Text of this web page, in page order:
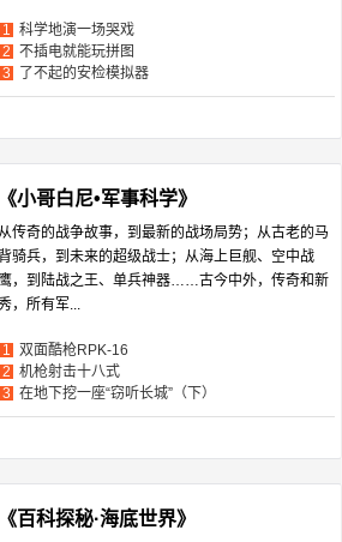
1 科学地演一场哭戏
2 不插电就能玩拼图
3
了不起的安检模拟器
《小哥白尼•军事科学》
从传奇的战争故事，到最新的战场局势；从古老的马
骑兵，到未来的超级战士；从海上巨舰、空中战
鹰，到陆战之王、单兵神器……古今中外，传奇和新
，所有军...
1 双面酷枪RPK-16
2 机枪射击十八式
3 在地下挖一座“窃听长城”（下）
《百科探秘·海底世界》